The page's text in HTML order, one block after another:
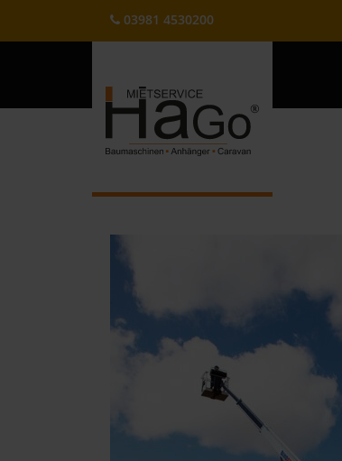
03981 4530200